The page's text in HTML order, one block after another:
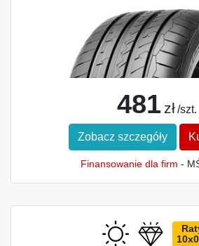
481 zł /szt.
Zobacz szczegóły
Finansowanie dla firm -